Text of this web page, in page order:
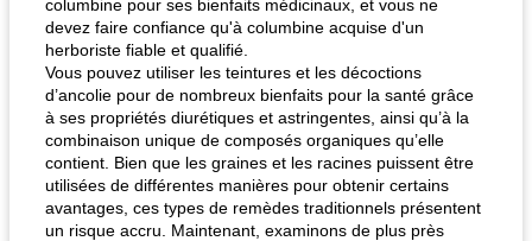
columbine pour ses bienfaits médicinaux, et vous ne
devez faire confiance qu'à columbine acquise d'un
herboriste fiable et qualifié.
Vous pouvez utiliser les teintures et les décoctions
d’ancolie pour de nombreux bienfaits pour la santé grâce
à ses propriétés diurétiques et astringentes, ainsi qu’à la
combinaison unique de composés organiques qu’elle
contient. Bien que les graines et les racines puissent être
utilisées de différentes manières pour obtenir certains
avantages, ces types de remèdes traditionnels présentent
un risque accru. Maintenant, examinons de plus près